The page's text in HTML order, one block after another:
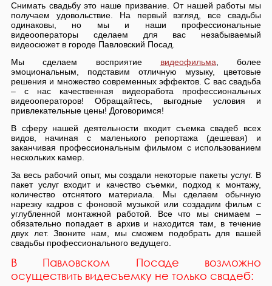
Снимать свадьбу это наше призвание. От нашей работы мы
получаем удовольствие. На первый взгляд, все свадьбы
одинаковы, но мы и наши профессиональные
видеооператоры сделаем для вас незабываемый
видеосюжет в городе Павловский Посад.
Мы сделаем восприятие видеофильма, более
эмоциональным, подставим отличную музыку, цветовые
решения и множество современных эффектов. С вас свадьба
– с нас качественная видеоработа профессиональных
видеооператоров! Обращайтесь, выгодные условия и
привлекательные цены! Договоримся!
В сферу нашей деятельности входит съемка свадеб всех
видов, начиная с маленького репортажа (дешевая) и
заканчивая профессиональным фильмом с использованием
нескольких камер.
За весь рабочий опыт, мы создали некоторые пакеты услуг. В
пакет услуг входит и качество съемки, подход к монтажу,
количество отснятого материала. Мы сделаем обычную
нарезку кадров с фоновой музыкой или создадим фильм с
углубленной монтажной работой. Все что мы снимаем –
обязательно попадает в архив и находится там, в течение
двух лет. Звоните нам, мы сможем подобрать для вашей
свадьбы профессионального ведущего.
В Павловском Посаде возможно
осуществить видесъемку не только свадеб: